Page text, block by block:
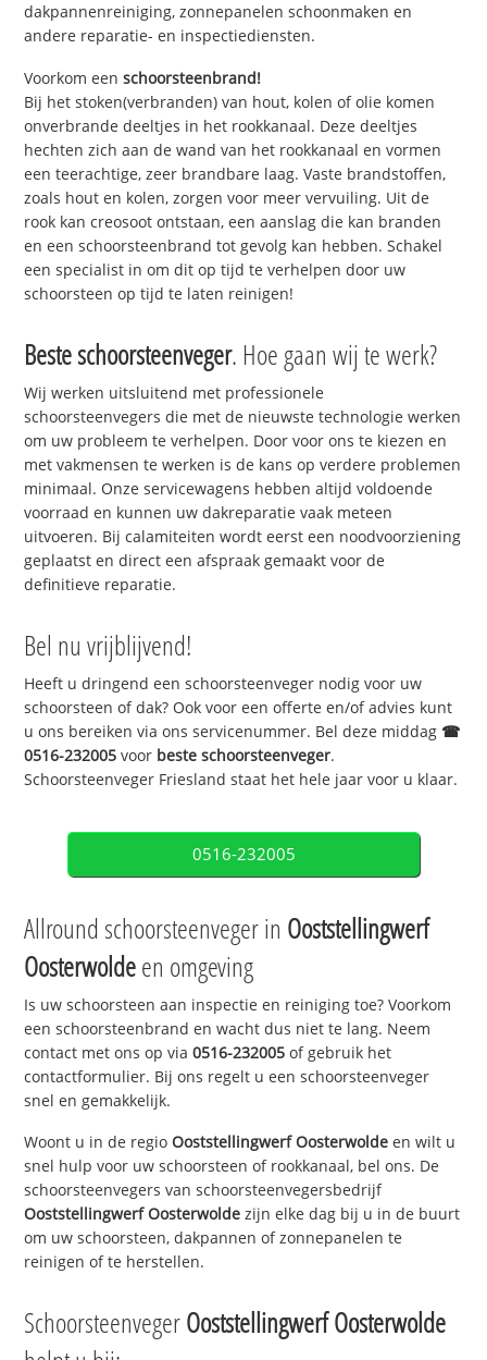
dakpannenreiniging, zonnepanelen schoonmaken en
andere reparatie- en inspectiediensten.
Voorkom eenschoorsteenbrand!
Bij het stoken(verbranden) van hout, kolen of olie komen
onverbrande deeltjes in het rookkanaal. Deze deeltjes
hechten zich aan de wand van het rookkanaal en vormen
een teerachtige, zeer brandbare laag. Vaste brandstoffen,
zoals hout en kolen, zorgen voor meer vervuiling. Uit de
rook kan creosoot ontstaan, een aanslag die kan branden
en een schoorsteenbrand tot gevolg kan hebben. Schakel
een specialist in om dit op tijd te verhelpen door uw
schoorsteen op tijd te laten reinigen!
Beste schoorsteenveger. Hoe gaan wij te werk?
Wij werken uitsluitend met professionele
schoorsteenvegers die met de nieuwste technologie werken
om uw probleem te verhelpen. Door voor ons te kiezen en
met vakmensen te werken is de kans op verdere problemen
minimaal. Onze servicewagens hebben altijd voldoende
voorraad en kunnen uw dakreparatie vaak meteen
uitvoeren. Bij calamiteiten wordt eerst een noodvoorziening
geplaatst en direct een afspraak gemaakt voor de
definitieve reparatie.
Bel nu vrijblijvend!
Heeft u dringend een schoorsteenveger nodig voor uw
schoorsteen of dak? Ook voor een offerte en/of advies kunt
u ons bereiken via ons servicenummer. Bel deze middag ☎
0516-232005 voor beste schoorsteenveger.
Schoorsteenveger Friesland staat het hele jaar voor u klaar.
0516-232005
Allround schoorsteenveger in Ooststellingwerf
Oosterwoldeen omgeving
Is uw schoorsteen aan inspectie en reiniging toe? Voorkom
een schoorsteenbrand en wacht dus niet te lang. Neem
contact met ons op via0516-232005 of gebruik het
contactformulier. Bij ons regelt u een schoorsteenveger
snel en gemakkelijk.
Woont u in de regioOoststellingwerf Oosterwolde en wilt u
snel hulp voor uw schoorsteen of rookkanaal, bel ons. De
schoorsteenvegers van schoorsteenvegersbedrijf
Ooststellingwerf Oosterwolde zijn elke dag bij u in de buurt
om uw schoorsteen, dakpannen of zonnepanelen te
reinigen of te herstellen.
SchoorsteenvegerOoststellingwerf Oosterwolde